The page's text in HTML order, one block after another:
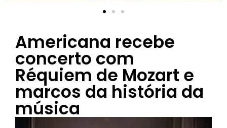
Americana recebe
concerto com
Réquiem de Mozart e
marcos da história da
música